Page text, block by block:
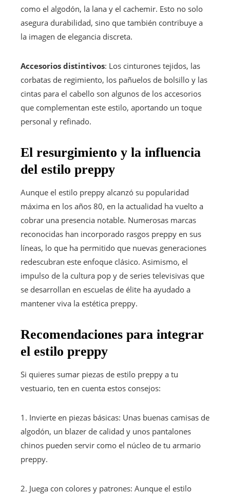
como el algodón, la lana y el cachemir. Esto no solo
asegura durabilidad, sino que también contribuye a
la imagen de elegancia discreta.
Accesorios distintivos: Los cinturones tejidos, las
corbatas de regimiento, los pañuelos de bolsillo y las
cintas para el cabello son algunos de los accesorios
que complementan este estilo, aportando un toque
personal y refinado.
El resurgimiento y la influencia
del estilo preppy
Aunque el estilo preppy alcanzó su popularidad
máxima en los años 80, en la actualidad ha vuelto a
cobrar una presencia notable. Numerosas marcas
reconocidas han incorporado rasgos preppy en sus
líneas, lo que ha permitido que nuevas generaciones
redescubran este enfoque clásico. Asimismo, el
impulso de la cultura pop y de series televisivas que
se desarrollan en escuelas de élite ha ayudado a
mantener viva la estética preppy.
Recomendaciones para integrar
el estilo preppy
Si quieres sumar piezas de estilo preppy a tu
vestuario, ten en cuenta estos consejos:
1. Invierte en piezas básicas: Unas buenas camisas de
algodón, un blazer de calidad y unos pantalones
chinos pueden servir como el núcleo de tu armario
preppy.
2. Juega con colores y patrones: Aunque el estilo